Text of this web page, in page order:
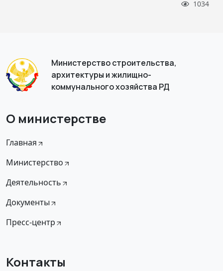
1034
Министерство строительства,
архитектуры и жилищно-
коммунального хозяйства РД
О министерстве
Главная
Министерство
Деятельность
Документы
Пресс-центр
Контакты